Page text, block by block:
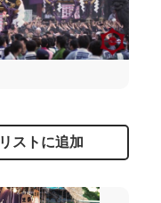
リストに追加